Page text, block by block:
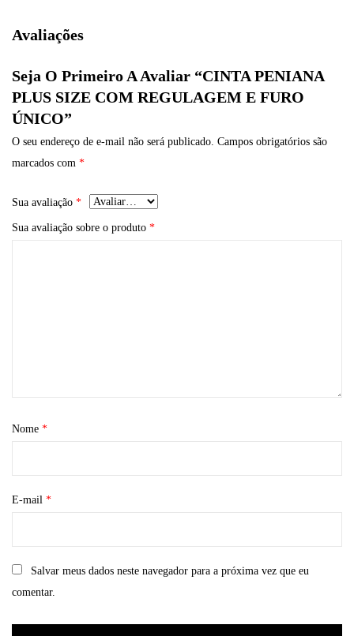
Avaliações
Seja O Primeiro A Avaliar “CINTA PENIANA
PLUS SIZE COM REGULAGEM E FURO
ÚNICO”
O seu endereço de e-mail não será publicado. Campos obrigatórios são
marcados com *
Sua avaliação *
Sua avaliação sobre o produto *
Nome *
E-mail *
Salvar meus dados neste navegador para a próxima vez que eu
comentar.